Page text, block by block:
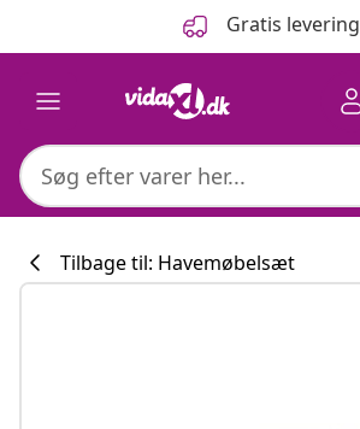
Gratis levering
Tilbage til: Havemøbelsæt